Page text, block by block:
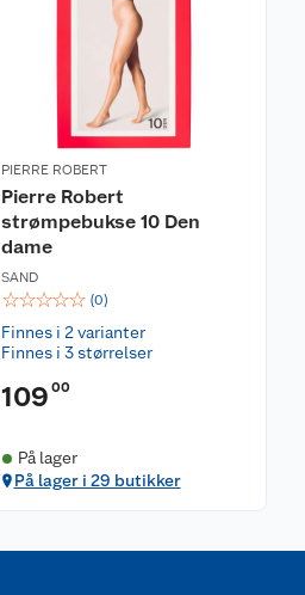
PIERRE ROBERT
Pierre Robert
strømpebukse 10 Den
dame
SAND
☆☆☆☆☆ (0)
Finnes i 2 varianter
Finnes i 3 størrelser
109 00
På lager
På lager i 29 butikker